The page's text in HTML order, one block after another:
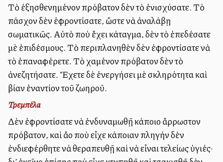
Τὸ ἐξησθενημένον πρόβατον δὲν τὸ ἐνισχύσατε. Τὸ
πάσχον δὲν ἐφροντίσατε, ὥστε νὰ ἀναλάβῃ
σωματικῶς. Αὐτὸ ποὺ ἔχει κάταγμα, δὲν τὸ ἐπεδέσατε
μὲ ἐπιδέσμους. Τὸ περιπλανηθὲν δὲν ἐφροντίσατε νὰ
τὸ ἐπαναφέρετε. Τὸ χαμένον πρόβατον δὲν τὸ
ἀνεζητήσατε. Ἔχετε δὲ ἐνεργήσει μὲ σκληρότητα καὶ
βίαν ἐναντίον τοῦ ζωηροῦ.
Τρεμπέλα
Δὲν ἐφροντίσατε νὰ ἐνδυναμωθῇ κάποιο ἄρρωστον
πρόβατον, καὶ ἄλλο ποὺ εἶχε κάποιαν πληγὴν δὲν
ἐνδιεφέρθητε νὰ θεραπευθῇ καὶ νὰ εἶναι τελείως ὑγιές·